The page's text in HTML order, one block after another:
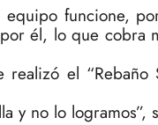
funcione,
él, lo que cobra
el “Rebaño
y no lo logramos”,